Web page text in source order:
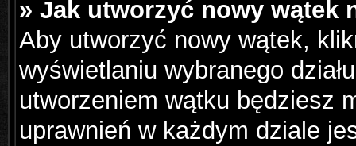
» Jak utworzyć nowy wątek
Aby utworzyć nowy wątek,
wyświetlaniu wybranego
utworzeniem wątku będziesz
uprawnień w każdym dziale